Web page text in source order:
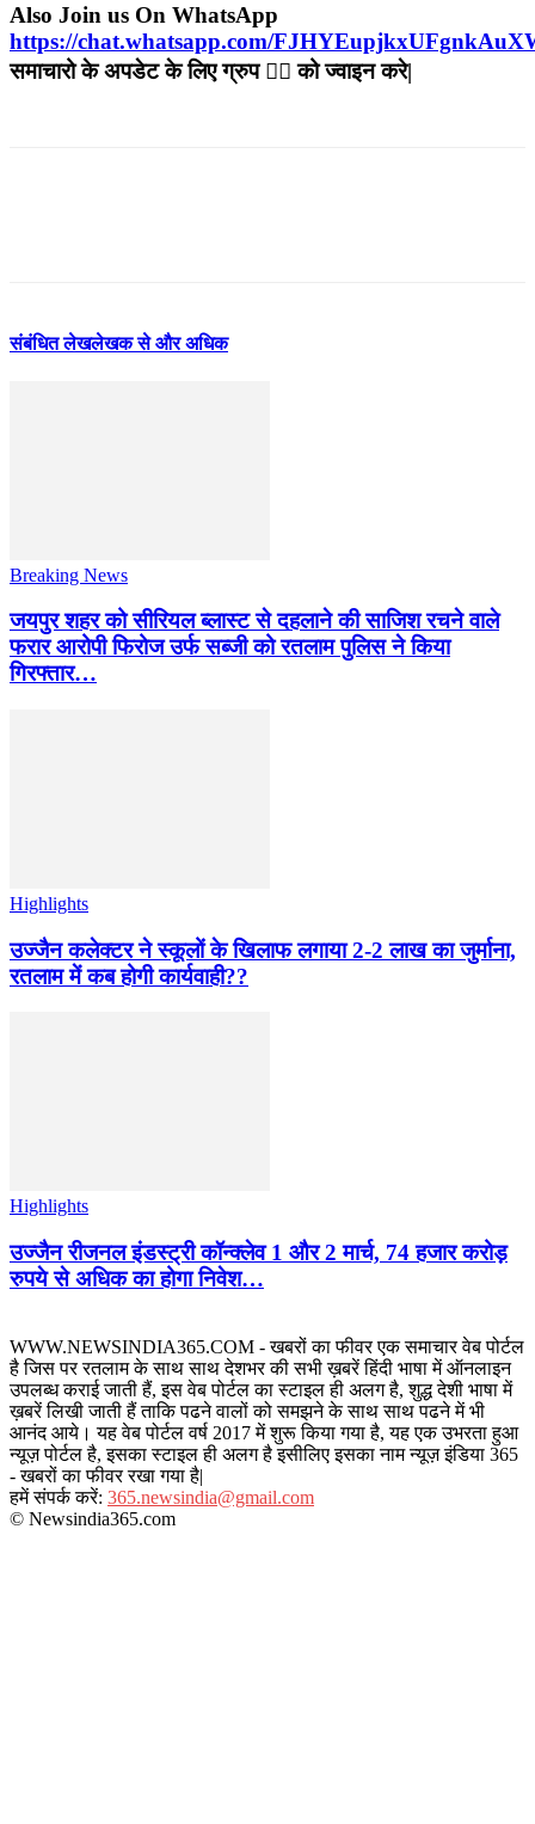
Also Join us On WhatsApp
https://chat.whatsapp.com/
समाचारो के अपडेट के लिए ग्रुप ☝🏻 को ज्वाइन करे|
संबंधित लेखलेखक से और अधिक
Breaking News
जयपुर शहर को सीरियल ब्लास्ट से दहलाने की साजिश रचने वाले
फरार आरोपी फिरोज उर्फ सब्जी को रतलाम पुलिस ने किया
गिरफ्तार…
Highlights
उज्जैन कलेक्टर ने स्कूलों के खिलाफ लगाया 2-2 लाख का जुर्माना,
रतलाम में कब होगी कार्यवाही??
Highlights
उज्जैन रीजनल इंडस्ट्री कॉन्क्लेव 1 और 2 मार्च, 74 हजार करोड़
रुपये से अधिक का होगा निवेश…
WWW.NEWSINDIA365.COM - खबरों का फीवर एक समाचार वेब पोर्टल
है जिस पर रतलाम के साथ साथ देशभर की सभी ख़बरें हिंदी भाषा में ऑनलाइन
उपलब्ध कराई जाती हैं, इस वेब पोर्टल का स्टाइल ही अलग है, शुद्ध देशी भाषा में
ख़बरें लिखी जाती हैं ताकि पढने वालों को समझने के साथ साथ पढने में भी
आनंद आये। यह वेब पोर्टल वर्ष 2017 में शुरू किया गया है, यह एक उभरता हुआ
न्यूज़ पोर्टल है, इसका स्टाइल ही अलग है इसीलिए इसका नाम न्यूज़ इंडिया 365
- खबरों का फीवर रखा गया है|
हमें संपर्क करें: 365.newsindia@gmail.com
© Newsindia365.com